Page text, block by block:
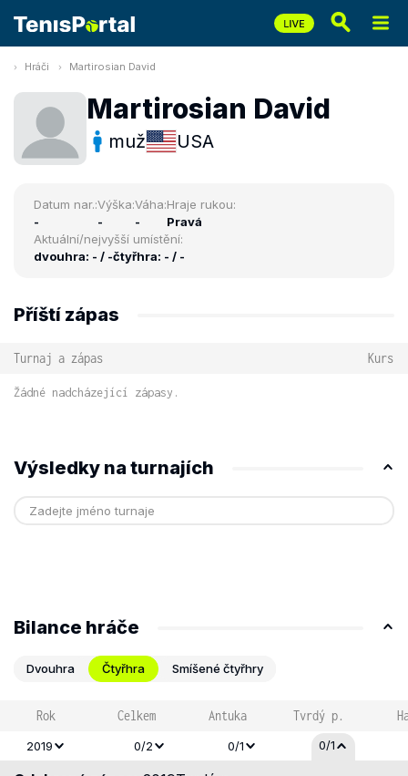
Hráči Martirosian David
Martirosian David
muž USA
Datum nar.:
-
Výška:
-
Váha:
-
Hraje rukou:
Pravá
Aktuální/nejvyšší umístění:
dvouhra: - / -čtyřhra: - / -
Příští zápas
Turnaj a zápas Kurs
Žádné nadcházející zápasy.
Výsledky na turnajích
Bilance hráče
Dvouhra Čtyřhra Smíšené čtyřhry
Rok Celkem Antuka Tvrdý p.
2019 0/2 0/1 0/1